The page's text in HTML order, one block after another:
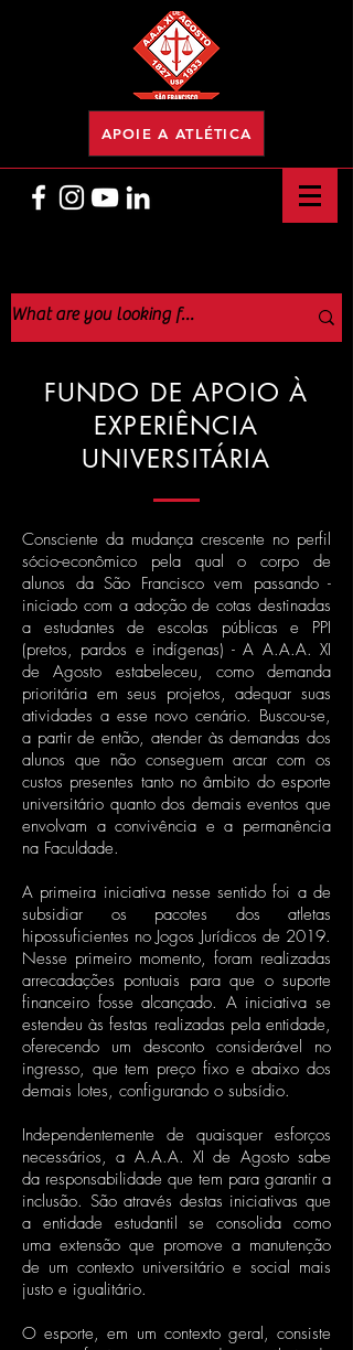
APOIE A ATLÉTICA
FUNDO DE APOIO À
EXPERIÊNCIA
UNIVERSITÁRIA
Consciente da mudança crescente no perfil
sócio-econômico pela qual o corpo de
alunos da São Francisco vem passando -
iniciado com a adoção de cotas destinadas
a estudantes de escolas públicas e PPI
(pretos, pardos e indígenas) - A A.A.A. XI
de Agosto estabeleceu, como demanda
prioritária em seus projetos, adequar suas
atividades a esse novo cenário. Buscou-se,
a partir de então, atender às demandas dos
alunos que não conseguem arcar com os
custos presentes tanto no âmbito do esporte
universitário quanto dos demais eventos que
envolvam a convivência e a permanência
na Faculdade.
A primeira iniciativa nesse sentido foi a de
subsidiar os pacotes dos atletas
hipossuficientes no Jogos Jurídicos de 2019.
Nesse primeiro momento, foram realizadas
arrecadações pontuais para que o suporte
financeiro fosse alcançado. A iniciativa se
estendeu às festas realizadas pela entidade,
oferecendo um desconto considerável no
ingresso, que tem preço fixo e abaixo dos
demais lotes, configurando o subsídio.
Independentemente de quaisquer esforços
necessários, a A.A.A. XI de Agosto sabe
da responsabilidade que tem para garantir a
inclusão. São através destas iniciativas que
a entidade estudantil se consolida como
uma extensão que promove a manutenção
de um contexto universitário e social mais
justo e igualitário.
O esporte, em um contexto geral, consiste